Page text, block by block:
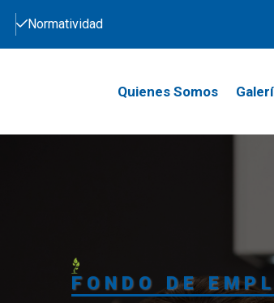
Normatividad
Quienes Somos
FONDO DE